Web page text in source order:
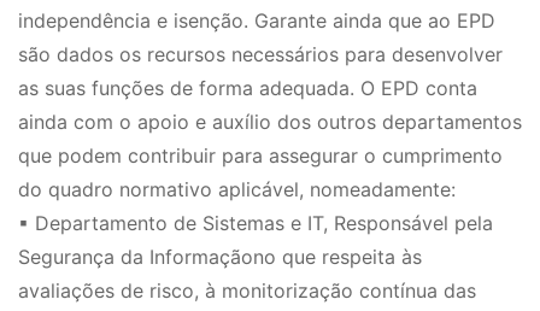
independência e isenção. Garante ainda que ao EPD
são dados os recursos necessários para desenvolver
as suas funções de forma adequada. O EPD conta
ainda com o apoio e auxílio dos outros departamentos
que podem contribuir para assegurar o cumprimento
do quadro normativo aplicável, nomeadamente:
▪ Departamento de Sistemas e IT, Responsável pela
Segurança da Informaçãono que respeita às
avaliações de risco, à monitorização contínua das